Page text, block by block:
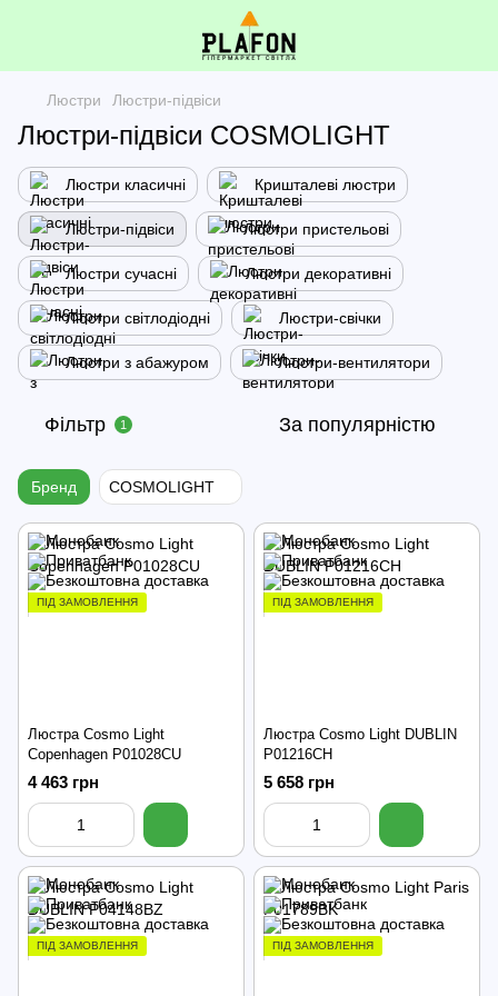
Люстри Люстри-підвіси
Люстри-підвіси COSMOLIGHT
Люстри класичні Кришталеві люстри
Люстри-підвіси Люстри пристельові
Люстри сучасні Люстри декоративні
Люстри світлодіодні Люстри-свічки
Люстри з абажуром Люстри-вентилятори
Фільтр 1 За популярністю
Бренд COSMOLIGHT
ПІД ЗАМОВЛЕННЯ
Люстра Cosmo Light
Copenhagen P01028CU
4 463 грн
ПІД ЗАМОВЛЕННЯ
Люстра Cosmo Light DUBLIN
P01216CH
5 658 грн
ПІД ЗАМОВЛЕННЯ ПІД ЗАМОВЛЕННЯ